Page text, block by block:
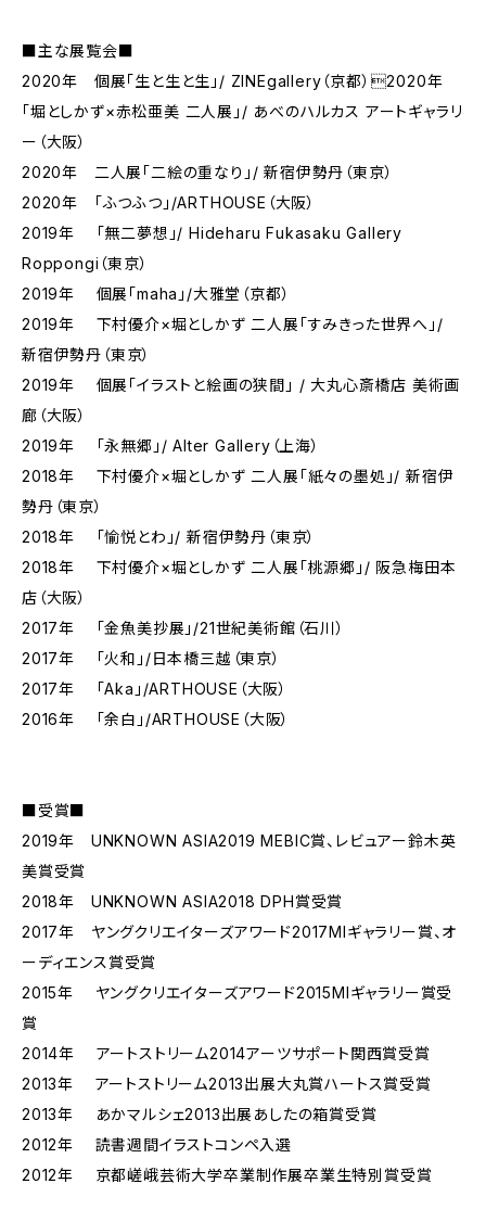
■主な展覧会■
2020年 個展「生と生と生」/ ZINEgallery（京都）2020年
「堀としかず×赤松亜美 二人展」/ あべのハルカス アートギャラリ
ー（大阪）
2020年 二人展「二絵の重なり」/ 新宿伊勢丹（東京）
2020年 「ふつふつ」/ARTHOUSE（大阪）
2019年 「無二夢想」/ Hideharu Fukasaku Gallery
Roppongi（東京）
2019年 個展「maha」/大雅堂（京都）
2019年 下村優介×堀としかず 二人展「すみきった世界へ」/
新宿伊勢丹（東京）
2019年 個展「イラストと絵画の狭間」 / 大丸心斎橋店 美術画
廊（大阪）
2019年 「永無郷」/ Alter Gallery（上海）
2018年 下村優介×堀としかず 二人展「紙々の墨処」/ 新宿伊
勢丹（東京）
2018年 「愉悦とわ」/ 新宿伊勢丹（東京）
2018年 下村優介×堀としかず 二人展「桃源郷」/ 阪急梅田本
店（大阪）
2017年 「金魚美抄展」/21世紀美術館（石川）
2017年 「火和」/日本橋三越（東京）
2017年 「Aka」/ARTHOUSE（大阪）
2016年 「余白」/ARTHOUSE（大阪）
■受賞■
2019年 UNKNOWN ASIA2019 MEBIC賞、レビュアー鈴木英
美賞受賞
2018年 UNKNOWN ASIA2018 DPH賞受賞
2017年 ヤングクリエイターズアワード2017MIギャラリー賞、オ
ーディエンス賞受賞
2015年 ヤングクリエイターズアワード2015MIギャラリー賞受
賞
2014年 アートストリーム2014アーツサポート関西賞受賞
2013年 アートストリーム2013出展大丸賞ハートス賞受賞
2013年 あかマルシェ2013出展あしたの箱賞受賞
2012年 読書週間イラストコンペ入選
2012年 京都嵯峨芸術大学卒業制作展卒業生特別賞受賞